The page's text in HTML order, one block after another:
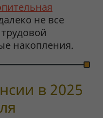
не все
накопления.
в 2025